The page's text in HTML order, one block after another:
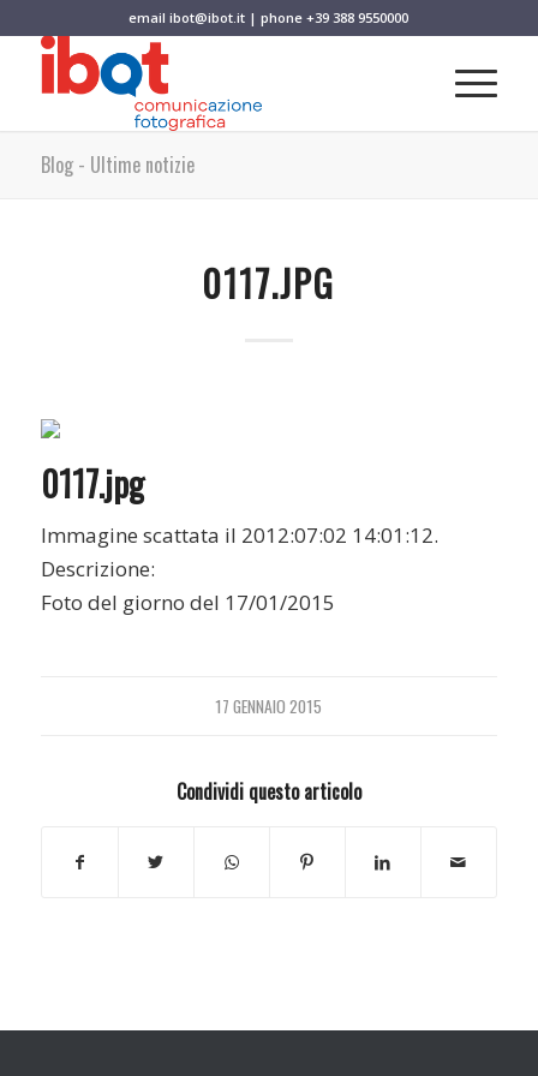
emailibot@ibot.it | phone+39 388 9550000
Blog - Ultime notizie
0117.JPG
0117.jpg
Immagine scattata il 2012:07:02 14:01:12.
Descrizione:
Foto del giorno del 17/01/2015
17 GENNAIO 2015
Condividi questo articolo